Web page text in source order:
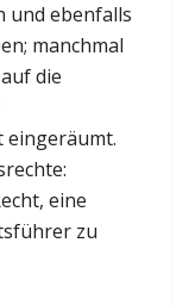
und ebenfalls
manchmal
die
eingeräumt.
eine
zu